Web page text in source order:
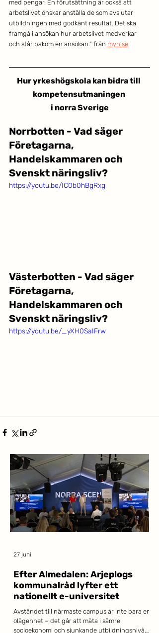
med pengar. En förutsättning är också att
arbetslivet önskar anställa de som avslutar
utbildningen med godkänt resultat. Det ska
framgå i ansökan hur arbetslivet medverkar
och står bakom en ansökan.” från myh.se
Hur yrkeshögskola kan bidra till
kompetensutmaningen
i norra Sverige
Norrbotten - Vad säger
Företagarna,
Handelskammaren och
Svenskt näringsliv?
https://youtu.be/IC0b0hBgRxg
Västerbotten - Vad säger
Företagarna,
Handelskammaren och
Svenskt näringsliv?
https://youtu.be/_yXH0SaIFrw
Efter Almedalen: Arjeplogs
kommunalråd lyfter ett
nationellt e-universitet
Avståndet till närmaste campus är inte bara en
olägenhet – det går att mäta i sämre
socioekonomi och sjunkande utbildningsnivå.
27 juni